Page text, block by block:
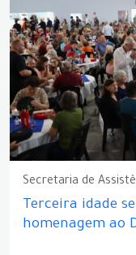
Secretaria de
Terceira idade
homenagem ao